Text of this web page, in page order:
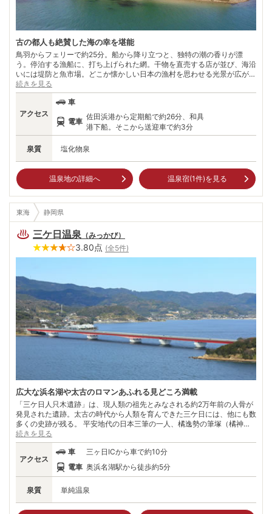
古の都人も絶賛した海の幸を堪能
鳥羽からフェリーで約25分。船から降り立つと、独特の潮の香りが漂
う。停泊する漁船に、打ち上げられた網。干物を直売する店が並び、海沿
いには堤防と魚市場。どこか懐かしい日本の漁村を思わせる光景が広が
る。 伊勢湾の入り口に位置する鳥羽湾内に浮かぶ最大の島、答志島。古
くから、潮流の関係で身の引き締まった魚介が獲れる“海産物の宝庫”とし
て知られている。「釧著く手節（たふし＝答志）の崎に今日もかも 大宮
人の玉藻刈るらむ」と詠んだのは柿本人麻呂。 平城京跡からも答志の地
名が書かれた木簡が発掘されたとか。伊勢エビや鮑はもちろん、粒の大き
なちりめんは他では味わえない絶品。豪快な漁師の味に、思わず胸が躍
続きを見る
泉質 塩化物泉
アクセス
車
電車
佐田浜港から定期船で約26分、和具
港下船。そこから送迎車で約3分
温泉地の詳細へ 温泉宿(1件)を見る
東海 静岡県
三ケ日温泉 （みっかび）
3.80点 (全5件)
広大な浜名湖や太古のロマンあふれる見どころ満載
「三ケ日人只木遺跡」は、現人類の祖先とみなされる約2万年前の人骨が
発見された遺跡。太古の時代から人類を育んできた三ケ日には、他にも数
多くの史跡が残る。 平安地代の日本三筆の一人、橘逸勢の筆塚（橘神
社）や、平安時代の様式で造られた鎌倉初期の庭園を持つ摩訶耶寺、足
利、織田、豊臣、徳川各将軍に献上された納豆で有名な大福寺など歴史的
名所が点在。 また湖畔に出れば、「ダイダラボッチ伝説」で有名な礫島
や、「二条の掛け橋」の向こうに広がる浜名湖の景観が美しい猪鼻湖神社
などの名勝も並ぶ。2万年以上の年月をかけて刻まれた自然と人類の足跡
続きを見る
泉質 単純温泉
アクセス
車
三ヶ日ICから車で約10分
電車 奥浜名湖駅から徒歩約5分